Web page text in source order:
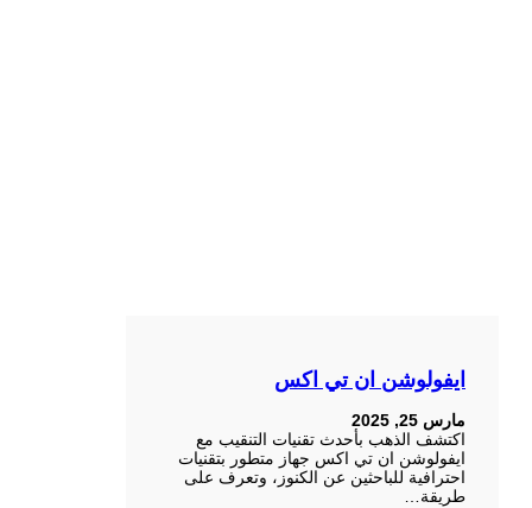
ايفولوشن ان تي اكس
مارس 25, 2025
اكتشف الذهب بأحدث تقنيات التنقيب مع
ايفولوشن ان تي اكس جهاز متطور بتقنيات
احترافية للباحثين عن الكنوز، وتعرف على
طريقة…